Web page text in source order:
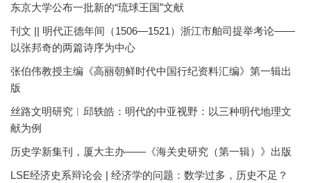
东京大学公布一批新的“琉球王国”文献
刊文 || 明代正德年间（1506—1521）浙江市舶司提举考论——
以张邦奇的两篇诗序为中心
张伯伟教授主编《高丽朝鲜时代中国行纪资料汇编》第一辑出
版
丝路文明研究︱邱轶皓：明代的中亚视野：以三种明代地理文
献为例
历史学新集刊，厦大主办——《海关史研究（第一辑）》出版
LSE经济史系辩论会 | 经济学的问题：数学过多，历史不足？